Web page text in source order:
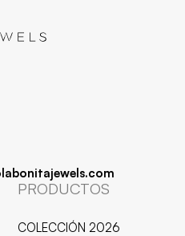
PRODUCTOS
COLECCIÓN 2026